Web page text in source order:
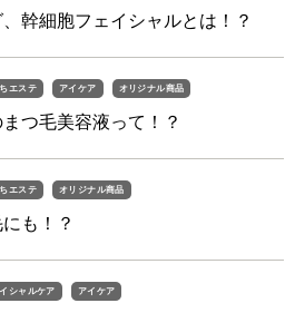
幹細胞フェイシャルとは！？
エステ アイケア オリジナル商品
つ毛美容液って！？
エステ オリジナル商品
も！？
シャルケア アイケア